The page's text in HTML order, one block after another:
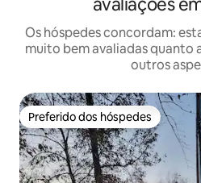
Os hóspedes concordam:
muito bem avaliadas quanto
outros
Preferido dos hóspedes
Preferido dos hóspedes